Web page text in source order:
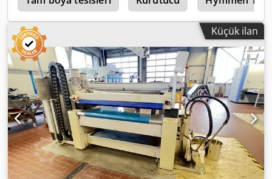
uygulama makinesi için - Rulo taşıyıcı ile taşıma sistemi -
Rulo taşıyıcının aralığı: 150 mm - Rulo çapı: 100 mm - Hava
basıncı bağlantısı: 6 bar - Hava tüketimi: 54 NL/dakika -
Makinenin uzunluğu: 1.760 mm - Makinenin genişliği:
3.132 mm - Raylı tekerlekler üzerinde hareketli - İlerleme
hızı: ~ 4 - 20 m/dakika - Uygulama miktarı: ~ 4 - 50 g/m² -
Makinenin ağırlığı: 2.520 kg - Makine üzerinde, hareketli
kontrol paneli - Hareketli şasi ile - Toplam güç: 5,5 W / 30 A
- Voltaj, frekans: 400 / 50 - Voltaj dalgalanmaları,
maksimum: +/- %5 - Konum: Depoda
Küçük ilan